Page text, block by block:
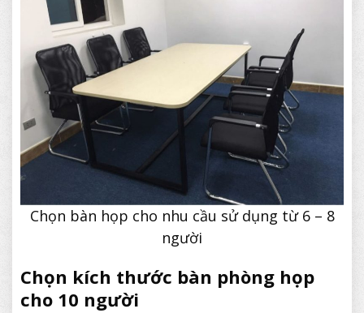
Chọn bàn họp cho nhu cầu sử dụng từ 6 – 8
người
Chọn kích thước bàn phòng họp
cho 10 người